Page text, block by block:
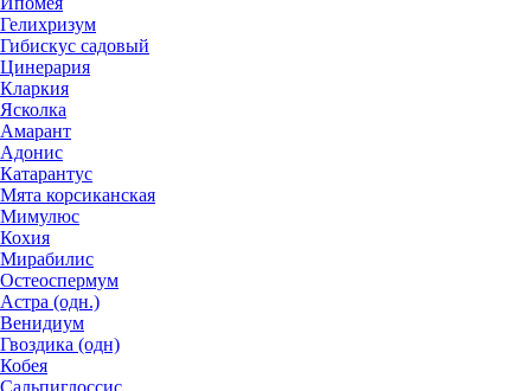
Гелихризум
Гибискус садовый
Цинерария
Кларкия
Ясколка
Амарант
Адонис
Катарантус
Мята корсиканская
Мимулюс
Кохия
Мирабилис
Остеоспермум
Астра (одн.)
Венидиум
Гвоздика (одн)
Кобея
Сальпиглоссис